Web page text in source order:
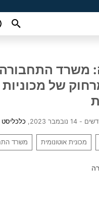
משרד
של מכוניות
כלכליסט
מכונית אוטונומית משרד